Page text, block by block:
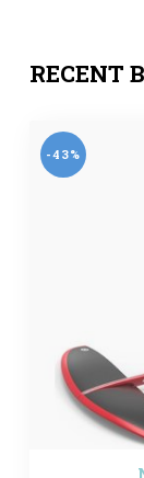
RECENT
-43%